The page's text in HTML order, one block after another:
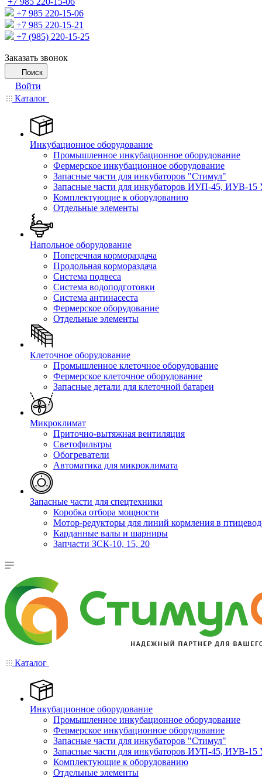
+7 985 220-15-06
+7 985 220-15-21
+7 (985) 220-15-25
Заказать звонок
Поиск
Войти
Каталог
Инкубационное оборудование
Промышленное инкубационное оборудование
Фермерское инкубационное оборудование
Запасные части для инкубаторов "Стимул"
Запасные части для инкубаторов ИУП-45, ИУВ-15
Комплектующие к оборудованию
Отдельные элементы
Напольное оборудование
Поперечная кормораздача
Продольная кормораздача
Система подвеса
Система водоподготовки
Система антинасеста
Фермерское оборудование
Отдельные элементы
Клеточное оборудование
Промышленное клеточное оборудование
Фермерское клеточное оборудование
Запасные детали для клеточной батареи
Микроклимат
Приточно-вытяжная вентиляция
Светофильтры
Обогреватели
Автоматика для микроклимата
Запасные части для спецтехники
Коробка отбора мощности
Мотор-редукторы для линий кормления в
Карданные валы и шарниры
Запчасти ЗСК-10, 15, 20
Каталог
Инкубационное оборудование
Промышленное инкубационное оборудование
Фермерское инкубационное оборудование
Запасные части для инкубаторов "Стимул"
Запасные части для инкубаторов ИУП-45, ИУВ-15
Комплектующие к оборудованию
Отдельные элементы